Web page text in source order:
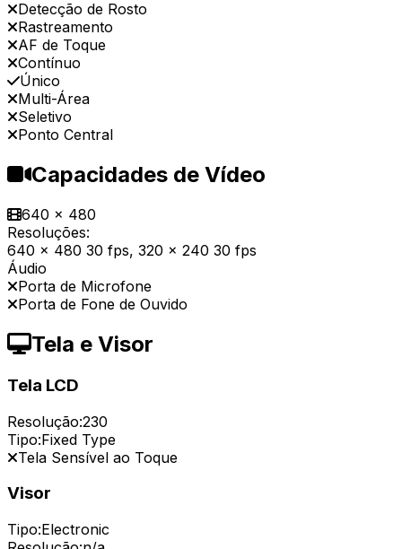
Detecção de Rosto
Rastreamento
AF de Toque
Contínuo
Único
Multi-Área
Seletivo
Ponto Central
Capacidades de Vídeo
640 x 480
Resoluções:
640 x 480 30 fps, 320 x 240 30 fps
Áudio
Porta de Microfone
Porta de Fone de Ouvido
Tela e Visor
Tela LCD
Resolução:230
Tipo:Fixed Type
Tela Sensível ao Toque
Visor
Tipo:Electronic